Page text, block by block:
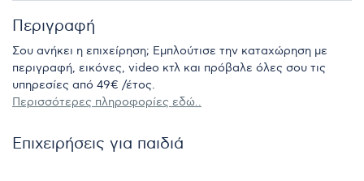
Περιγραφή
Σου ανήκει η επιχείρηση; Εμπλούτισε την καταχώρηση με
περιγραφή, εικόνες, video κτλ και πρόβαλε όλες σου τις
υπηρεσίες από 49€ /έτος.
Περισσότερες πληροφορίες εδώ..
Επιχειρήσεις για παιδιά